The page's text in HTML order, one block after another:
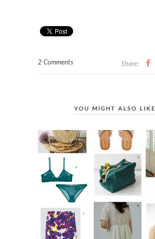
2 Comments Share:
YOU MIGHT ALSO LIKE